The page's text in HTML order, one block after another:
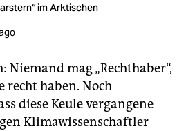
im Arktischen
Niemand mag „Rechthaber“,
recht haben. Noch
diese Keule vergangene
Klimawissenschaftler